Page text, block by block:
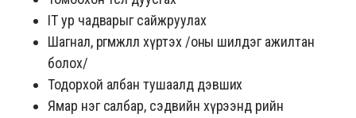
IT ур чадварыг сайжруулах
Шагнал, өргөмжлөл хүртэх /оны шилдэг ажилтан
болох/
Тодорхой албан тушаалд дэвших
Ямар нэг салбар, сэдвийн хүрээнд өөрийн